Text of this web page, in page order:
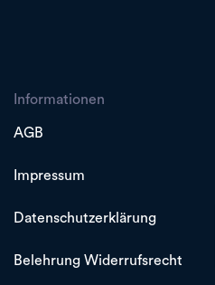
Informationen
AGB
Impressum
Datenschutzerklärung
Belehrung Widerrufsrecht